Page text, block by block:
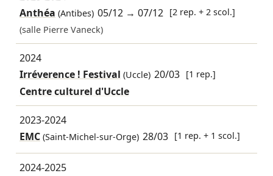
Anthéa (Antibes) 05/12 →07/12 [2 rep. + 2 scol.]
(salle Pierre Vaneck)
2024
Irréverence ! Festival (Uccle) 20/03 [1 rep.]
Centre culturel d'Uccle
2023-2024
EMC(Saint-Michel-sur-Orge) 28/03 [1 rep. + 1 scol.]
2024-2025